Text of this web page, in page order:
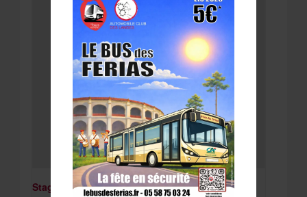
Stage St Paul Lès Dax